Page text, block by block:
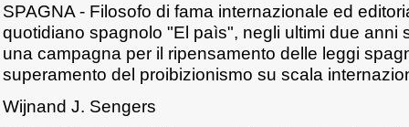
SPAGNA - Filosofo di fama internazionale ed
quotidiano spagnolo "El paìs", negli ultimi due anni
una campagna per il ripensamento delle leggi
superamento del proibizionismo su scala
Wijnand J. Sengers